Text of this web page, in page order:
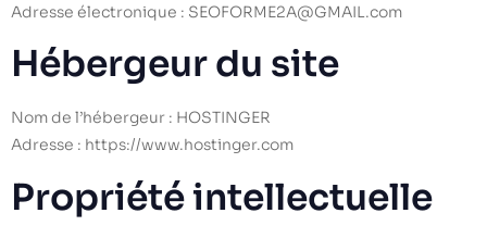
Adresse électronique : SEOFORME2A@GMAIL.com
Hébergeur du site
Nom de l’hébergeur : HOSTINGER
Adresse : https://www.hostinger.com
Propriété intellectuelle